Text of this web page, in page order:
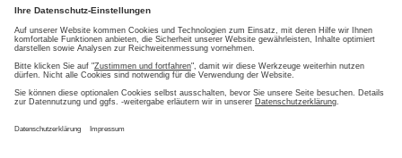
Zum Mitgliederbereich
LOGIN